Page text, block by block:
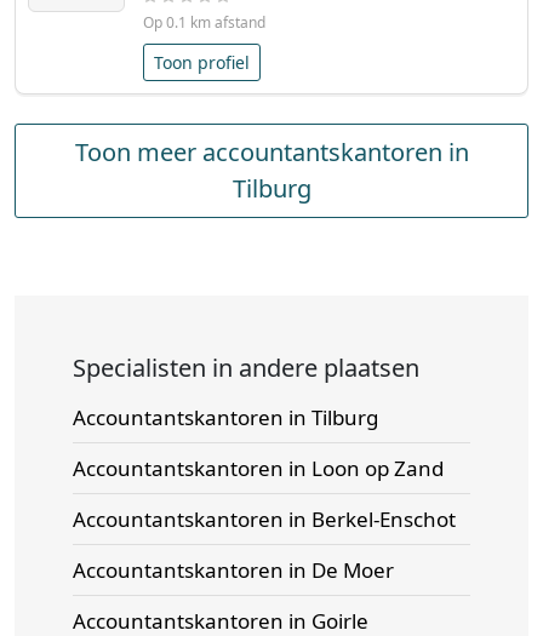
Op 0.1 km afstand
Toon profiel
Toon meer accountantskantoren in
Tilburg
Specialisten in andere plaatsen
Accountantskantoren in Tilburg
Accountantskantoren in Loon op Zand
Accountantskantoren in Berkel-Enschot
Accountantskantoren in De Moer
Accountantskantoren in Goirle